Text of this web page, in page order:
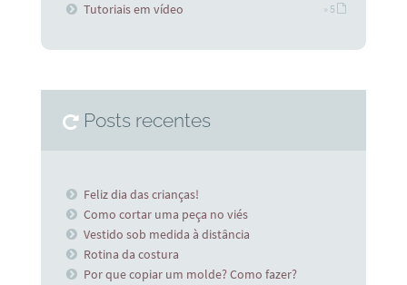
Tutoriais em vídeo » 5
Posts recentes
Feliz dia das crianças!
Como cortar uma peça no viés
Vestido sob medida à distância
Rotina da costura
Por que copiar um molde? Como fazer?